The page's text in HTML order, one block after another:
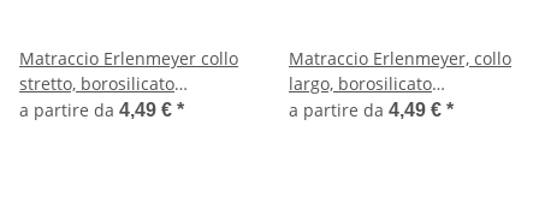
Matraccio Erlenmeyer collo
stretto, borosilicato
(100/250/500/1000/2000ml)
a partire da 4,49 € *
Matraccio Erlenmeyer, collo
largo, borosilicato
(100/250/500/1000/2000ml)
a partire da 4,49 € *